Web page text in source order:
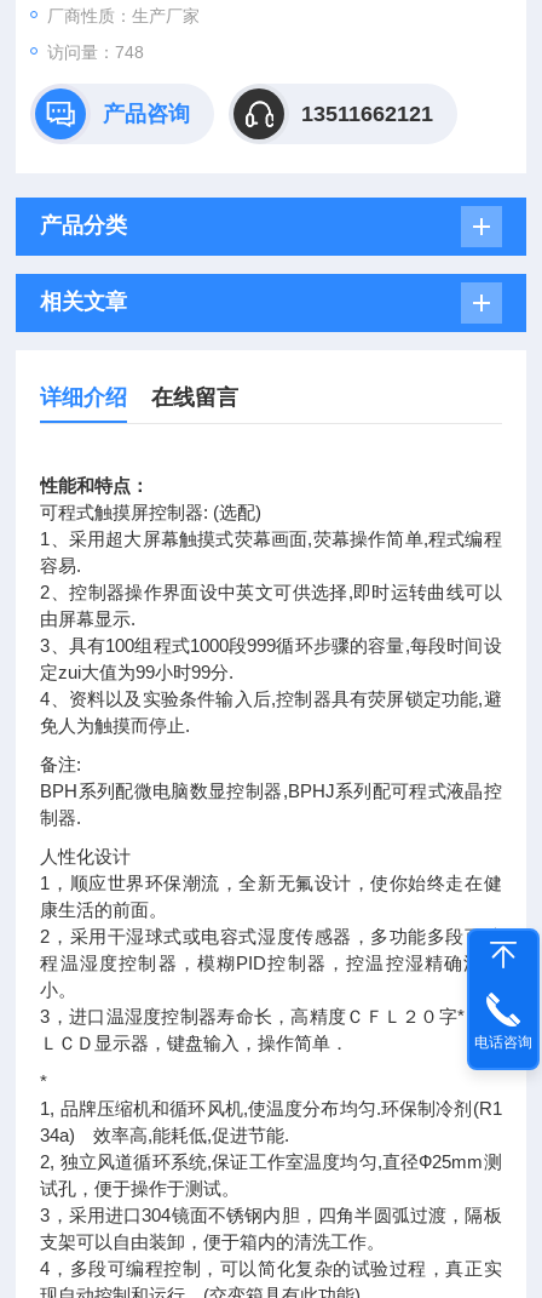
厂商性质：生产厂家
访问量：748
产品咨询 13511662121
产品分类
相关文章
详细介绍 在线留言
性能和特点：
可程式触摸屏控制器: (选配)
1、采用超大屏幕触摸式荧幕画面,荧幕操作简单,程式编程
容易.
2、控制器操作界面设中英文可供选择,即时运转曲线可以
由屏幕显示.
3、具有100组程式1000段999循环步骤的容量,每段时间设
定zui大值为99小时99分.
4、资料以及实验条件输入后,控制器具有荧屏锁定功能,避
免人为触摸而停止.
备注:
BPH系列配微电脑数显控制器,BPHJ系列配可程式液晶控
制器.
人性化设计
1，顺应世界环保潮流，全新无氟设计，使你始终走在健
康生活的前面。
2，采用干湿球式或电容式湿度传感器，多功能多段可编
程温湿度控制器，模糊PID控制器，控温控湿精确波动
小。
3，进口温湿度控制器寿命长，高精度ＣＦＬ２０字*６行
ＬＣＤ显示器，键盘输入，操作简单．
*
1, 品牌压缩机和循环风机,使温度分布均匀.环保制冷剂(R1
34a) 效率高,能耗低,促进节能.
2, 独立风道循环系统,保证工作室温度均匀,直径Ф25mm测
试孔，便于操作于测试。
3，采用进口304镜面不锈钢内胆，四角半圆弧过渡，隔板
支架可以自由装卸，便于箱内的清洗工作。
4，多段可编程控制，可以简化复杂的试验过程，真正实
电话咨询